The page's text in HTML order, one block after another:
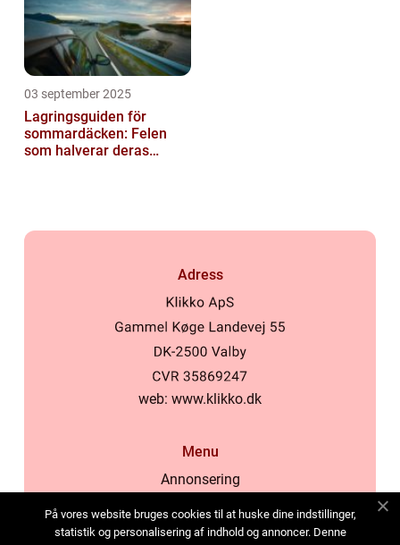
03 september 2025
Lagringsguiden för
sommardäcken: Felen
som halverar deras
Adress
web: www.klikko.dk
Menu
Annonsering
Cookies
På vores website bruges cookies til at huske dine indstillinger,
statistik og personalisering af indhold og annoncer. Denne